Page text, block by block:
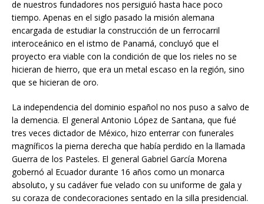
de nuestros fundadores nos persiguió hasta hace poco
tiempo. Apenas en el siglo pasado la misión alemana
encargada de estudiar la construcción de un ferrocarril
interoceánico en el istmo de Panamá, concluyó que el
proyecto era viable con la condición de que los rieles no se
hicieran de hierro, que era un metal escaso en la región, sino
que se hicieran de oro.
La independencia del dominio español no nos puso a salvo de
la demencia. El general Antonio López de Santana, que fué
tres veces dictador de México, hizo enterrar con funerales
magníficos la pierna derecha que había perdido en la llamada
Guerra de los Pasteles. El general Gabriel García Morena
gobernó al Ecuador durante 16 años como un monarca
absoluto, y su cadáver fue velado con su uniforme de gala y
su coraza de condecoraciones sentado en la silla presidencial.